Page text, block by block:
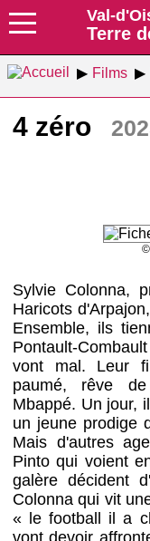
Val-
Terre
Films
4 zéro
©
Sylvie Colonna,
Haricots
Ensemble, ils
Pontault-
vont mal. Leur
paumé, rêve
Mbappé. Un jour,
un jeune prodige
Mais d'autres
Pinto qui voient
galère décident
Colonna qui vit
« le football il a
vont devoir